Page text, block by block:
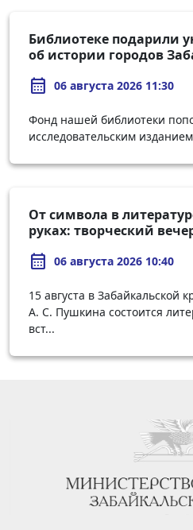
Библиотеке подарили
об истории городов
calendar_month 06 августа 2026 11:30
Фонд нашей библиотеки
исследовательским
От символа в
руках: творческий
calendar_month 06 августа 2026 10:40
15 августа в Забайкальской
А. С. Пушкина состоится
вст...